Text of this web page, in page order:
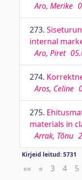
Aro, Merike
273.
internal
Aro, Piret
274.
Aros, Celine
275.
materials in
Arrak, Tõnu
Kirjeid leitud: 5731
«« First
« Previous
3 4 5